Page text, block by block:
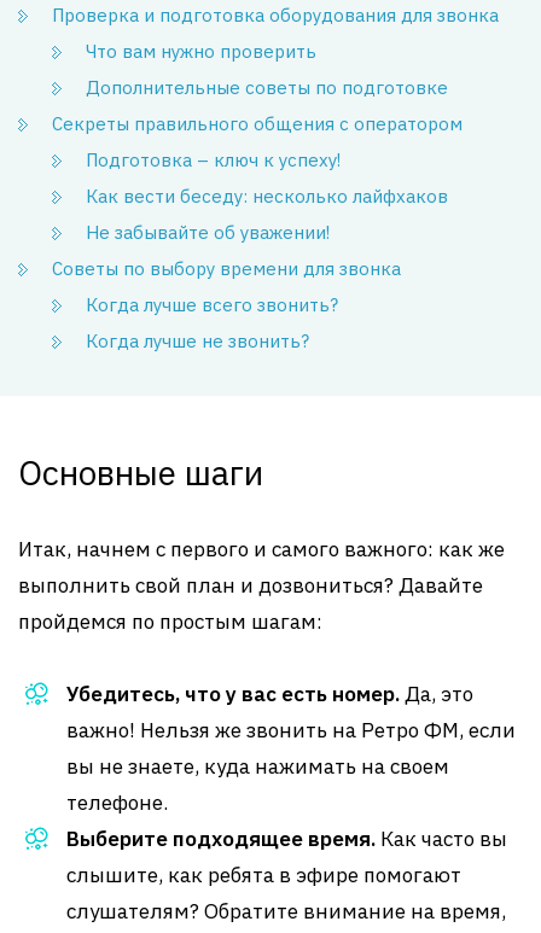
Проверка и подготовка оборудования для звонка
Что вам нужно проверить
Дополнительные советы по подготовке
Секреты правильного общения с оператором
Подготовка – ключ к успеху!
Как вести беседу: несколько лайфхаков
Не забывайте об уважении!
Советы по выбору времени для звонка
Когда лучше всего звонить?
Когда лучше не звонить?
Основные шаги
Итак, начнем с первого и самого важного: как же
выполнить свой план и дозвониться? Давайте
пройдемся по простым шагам:
Убедитесь, что у вас есть номер.Да, это
важно! Нельзя же звонить на Ретро ФМ, если
вы не знаете, куда нажимать на своем
телефоне.
Выберите подходящее время. Как часто вы
слышите, как ребята в эфире помогают
слушателям? Обратите внимание на время,